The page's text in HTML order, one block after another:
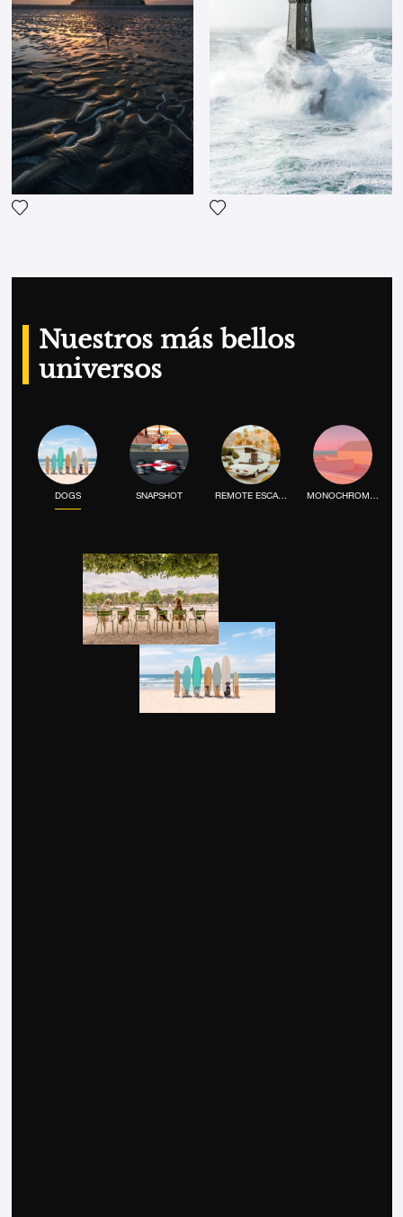
Nuestros más bellos
universos
DOGS SNAPSHOT REMOTE ESCAPE MONOCHROME MOOD